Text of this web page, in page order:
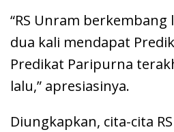
“RS Unram berkembang
dua kali mendapat
Predikat Paripurna
lalu,” apresiasinya.
Diungkapkan, cita-cita